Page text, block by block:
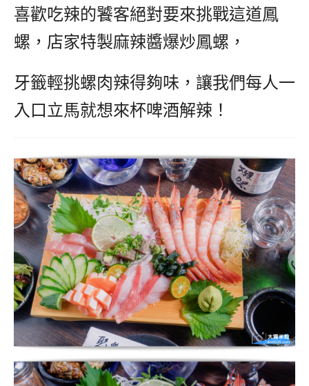
喜歡吃辣的饕客絕對要來挑戰這道鳳
螺，店家特製麻辣醬爆炒鳳螺，
牙籤輕挑螺肉辣得夠味，讓我們每人一
入口立馬就想來杯啤酒解辣！